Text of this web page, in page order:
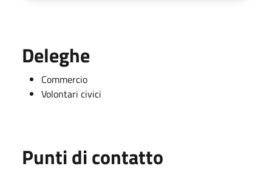
Deleghe
Commercio
Volontari civici
Punti di contatto